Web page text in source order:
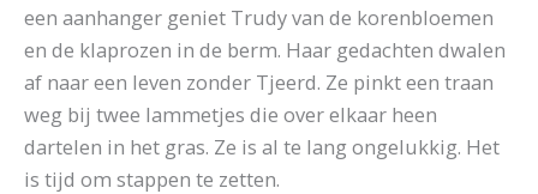
een aanhanger geniet Trudy van de korenbloemen
en de klaprozen in de berm. Haar gedachten dwalen
af naar een leven zonder Tjeerd. Ze pinkt een traan
weg bij twee lammetjes die over elkaar heen
dartelen in het gras. Ze is al te lang ongelukkig. Het
is tijd om stappen te zetten.